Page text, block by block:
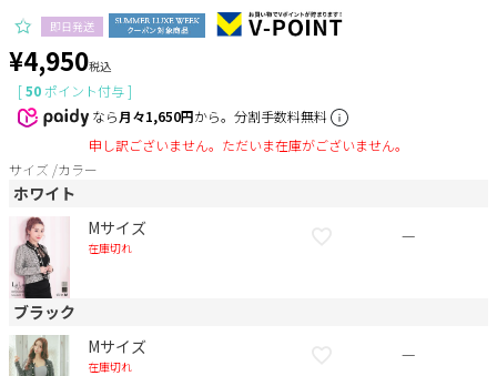
即日発送
¥4,950税込
[50ポイント付与 ]
なら月々1,650円から。分割手数料無料
申し訳ございません。ただいま在庫がございません。
サイズ カラー
ホワイト
Mサイズ
在庫切れ
—
ブラック
Mサイズ
在庫切れ
—